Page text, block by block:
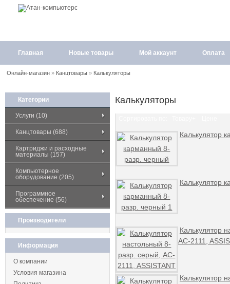
Главная Новые товары Мой аккаунт Оплата
Онлайн-магазин» Канцтовары» Калькуляторы
Категории
Услуги (10)
Канцтовары (688)
Картриджи и расходные
материалы (157)
Компьютерное
оборудование (205)
Программное
обеспечение (56)
Производители
Информация
О компании
Условия магазина
Калькуляторы
Калькулятор
Калькулятор
Калькулятор
AC-2111,
Калькулятор